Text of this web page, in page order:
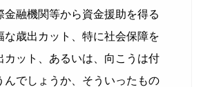
金融機関等から資金援助を得る
な歳出カット、特に社会保障を
カット、あるいは、向こうは付
んでしょうか、そういったもの